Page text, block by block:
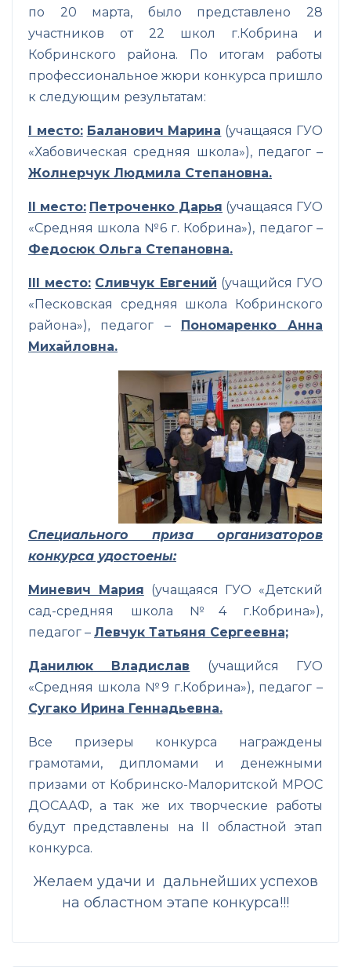
по 20 марта, было представлено 28
участников от 22 школ г.Кобрина и
Кобринского района. По итогам работы
профессиональное жюри конкурса пришло
к следующим результатам:
место: Баланович Марина (учащаяся ГУО
«Хабовическая средняя школа»), педагог –
Жолнерчук Людмила Степановна.
место: Петроченко Дарья (учащаяся ГУО
«Средняя школа №6 г. Кобрина»), педагог –
Федосюк Ольга Степановна.
место: Сливчук Евгений (учащийся ГУО
«Песковская средняя школа Кобринского
района»), педагог –
Пономаренко Анна
Михайловна.
Специального приза организаторов
конкурса удостоены:
Миневич Мария (учащаяся ГУО «Детский
сад-средняя школа №4 г.Кобрина»),
педагог – Левчук Татьяня Сергеевна;
Данилюк Владислав (учащийся ГУО
«Средняя школа №9 г.Кобрина»), педагог –
Сугако Ирина Геннадьевна.
Все призеры конкурса награждены
грамотами, дипломами и денежными
призами от Кобринско-Малоритской МРОС
ДОСААФ, а так же их творческие работы
будут представлены на II областной этап
конкурса.
Желаем удачи и дальнейших успехов
на областном этапе конкурса!!!